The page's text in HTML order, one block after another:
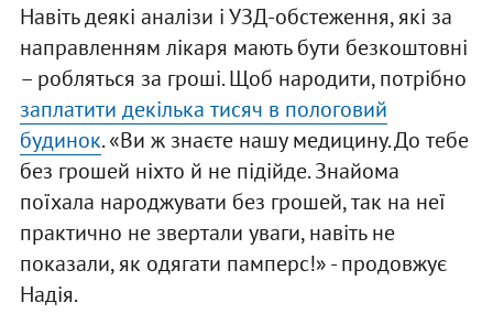
Навіть деякі аналізи і УЗД-обстеження, які за
направленням лікаря мають бути безкоштовні
– робляться за гроші. Щоб народити, потрібно
заплатити декілька тисяч в пологовий
будинок. «Ви ж знаєте нашу медицину. До тебе
без грошей ніхто й не підійде. Знайома
поїхала народжувати без грошей, так на неї
практично не звертали уваги, навіть не
показали, як одягати памперс!» - продовжує
Надія.